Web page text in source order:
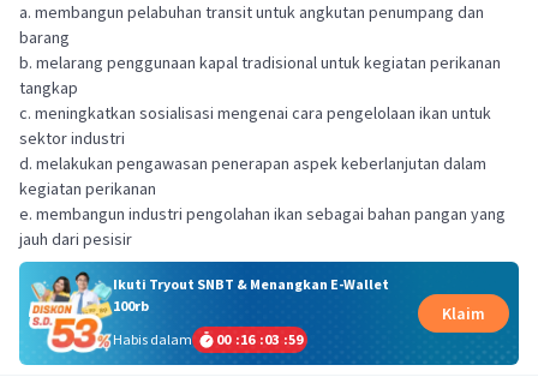
a. membangun pelabuhan transit untuk angkutan penumpang dan
barang
b. melarang penggunaan kapal tradisional untuk kegiatan perikanan
tangkap
c. meningkatkan sosialisasi mengenai cara pengelolaan ikan untuk
sektor industri
d. melakukan pengawasan penerapan aspek keberlanjutan dalam
kegiatan perikanan
e. membangun industri pengolahan ikan sebagai bahan pangan yang
jauh dari pesisir
Ikuti Tryout SNBT & Menangkan E-Wallet
100rb
Habis dalam
00 :16 :03 :59
Klaim